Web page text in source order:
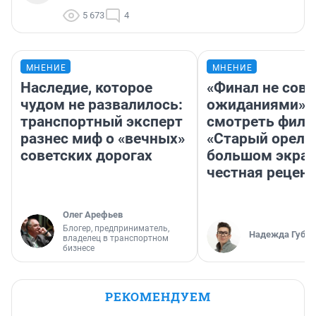
5 673 4
МНЕНИЕ
Наследие, которое
чудом не развалилось:
транспортный эксперт
разнес миф о «вечных»
советских дорогах
Олег Арефьев
Блогер, предприниматель,
владелец в транспортном
бизнесе
МНЕНИЕ
«Финал не
ожиданиями»:
смотреть
«Старый орел»
большом
честная
Надежда
РЕКОМЕНДУЕМ